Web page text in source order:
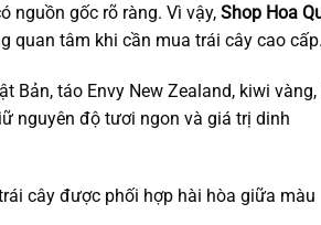
nguồn gốc rõ ràng. Vì vậy, Shop Hoa
quan tâm khi cần mua trái cây cao cấp.
Bản, táo Envy New Zealand, kiwi vàng,
nguyên độ tươi ngon và giá trị dinh
cây được phối hợp hài hòa giữa màu